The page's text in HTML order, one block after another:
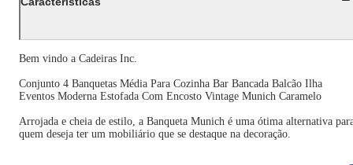
Bem vindo a Cadeiras Inc.
Conjunto 4 Banquetas Média Para Cozinha Bar Bancada Balcão Ilha
Eventos Moderna Estofada Com Encosto Vintage Munich Caramelo
Arrojada e cheia de estilo, a Banqueta Munich é uma ótima alternativa
quem deseja ter um mobiliário que se destaque na decoração.